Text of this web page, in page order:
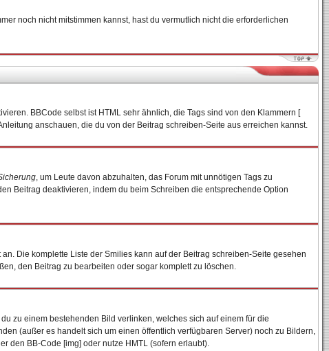
noch nicht mitstimmen kannst, hast du vermutlich nicht die erforderlichen
BBCode selbst ist HTML sehr ähnlich, die Tags sind von den Klammern [
anschauen, die du von der Beitrag schreiben-Seite aus erreichen kannst.
, um Leute davon abzuhalten, das Forum mit unnötigen Tags zu
Beitrag deaktivieren, indem du beim Schreiben die entsprechende Option
Die komplette Liste der Smilies kann auf der Beitrag schreiben-Seite gesehen
den Beitrag zu bearbeiten oder sogar komplett zu löschen.
zu einem bestehenden Bild verlinken, welches sich auf einem für die
(außer es handelt sich um einen öffentlich verfügbaren Server) noch zu Bildern,
den BB-Code [img] oder nutze HMTL (sofern erlaubt).